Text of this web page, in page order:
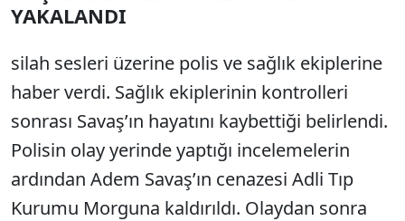
YAKALANDI
silah sesleri üzerine polis ve sağlık ekiplerine
haber verdi. Sağlık ekiplerinin kontrolleri
sonrası Savaş’ın hayatını kaybettiği belirlendi.
Polisin olay yerinde yaptığı incelemelerin
ardından Adem Savaş’ın cenazesi Adli Tıp
Kurumu Morguna kaldırıldı. Olaydan sonra